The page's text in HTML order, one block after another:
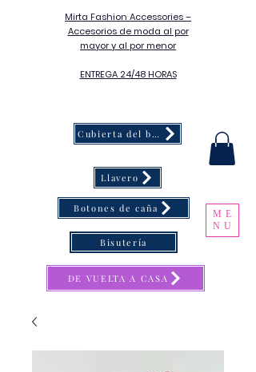
Mirta Fashion Accessories –
Accesorios de moda al por
mayor y al por menor
ENTREGA 24/48 HORAS
ME
NU
Cubierta del botón
Llavero
Botones de caña
DE VUELTA A CASA
Bisutería